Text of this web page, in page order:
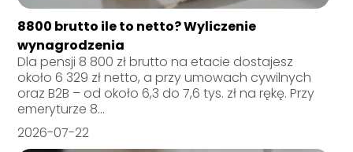
8800 brutto ile to netto? Wyliczenie
wynagrodzenia
Dla pensji 8 800 zł brutto na etacie dostajesz
około 6 329 zł netto, a przy umowach cywilnych
oraz B2B – od około 6,3 do 7,6 tys. zł na rękę. Przy
emeryturze 8...
2026-07-22